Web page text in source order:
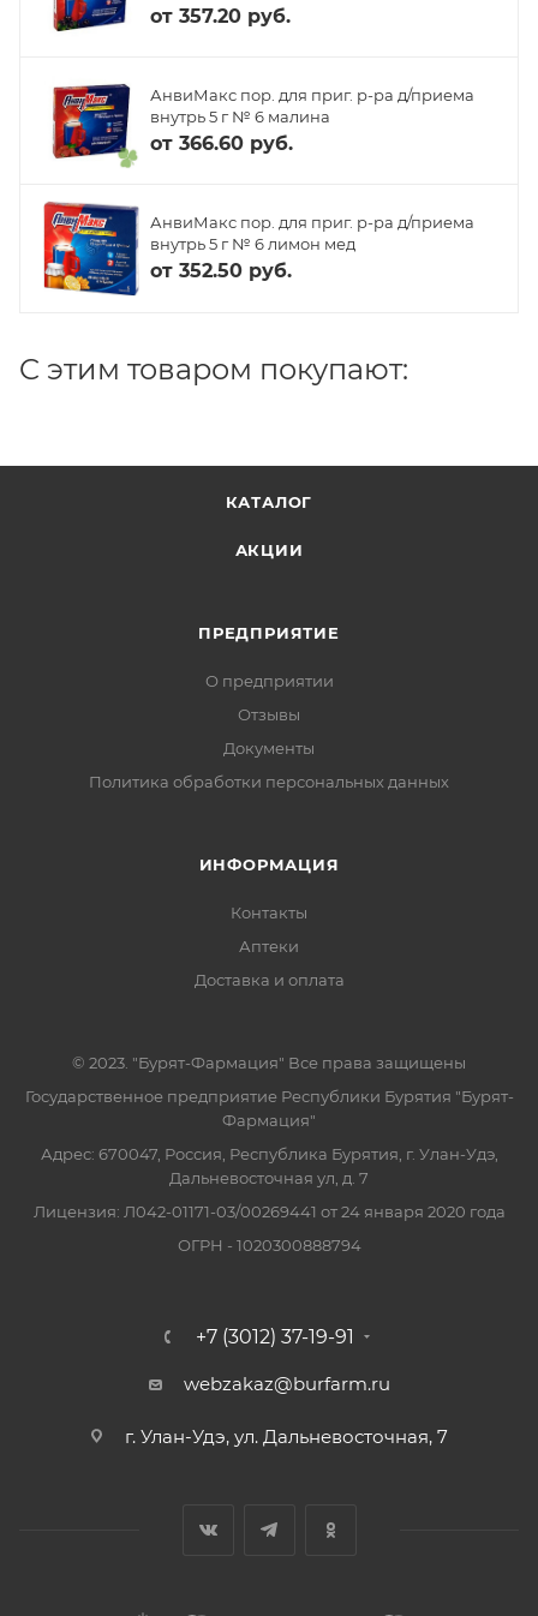
от 357.20 руб.
АнвиМакс пор. для приг. р-ра д/приема
внутрь 5 г № 6 малина
от 366.60 руб.
АнвиМакс пор. для приг. р-ра д/приема
внутрь 5 г № 6 лимон мед
от 352.50 руб.
C этим товаром покупают:
КАТАЛОГ
АКЦИИ
ПРЕДПРИЯТИЕ
О предприятии
Отзывы
Документы
Политика обработки персональных данных
ИНФОРМАЦИЯ
Контакты
Аптеки
Доставка и оплата
© 2023. "Бурят-Фармация" Все права защищены
Государственное предприятие Республики Бурятия "Бурят-
Фармация"
Адрес: 670047, Россия, Республика Бурятия, г. Улан-Удэ,
Дальневосточная ул, д. 7
Лицензия: Л042-01171-03/00269441 от 24 января 2020 года
ОГРН - 1020300888794
+7 (3012) 37-19-91
webzakaz@burfarm.ru
г. Улан-Удэ, ул. Дальневосточная, 7